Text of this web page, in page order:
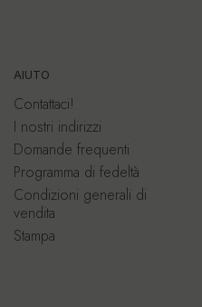
AIUTO
Contattaci!
I nostri indirizzi
Domande frequenti
Programma di fedeltà
Condizioni generali di
vendita
Stampa